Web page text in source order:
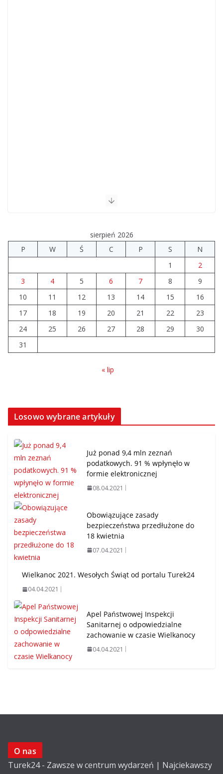
sierpień 2026
P
W Ś C P S
N
1
2
3
4 5 6 7 8
9
10
11 12 13 14 15
16
17
18 19 20 21 22
23
24
25 26 27 28 29
30
31
« lip
Losowo wybrane artykuły
Już ponad 9,4 mln zeznań
podatkowych. 91 % wpłynęło w
formie elektronicznej
08.04.2021
Obowiązujące zasady
bezpieczeństwa przedłużone do
18 kwietnia
07.04.2021
Wielkanoc 2021. Wesołych Świąt od portalu Turek24
04.04.2021
Apel Państwowej Inspekcji
Sanitarnej o odpowiedzialne
zachowanie w czasie Wielkanocy
04.04.2021
O nas
Turek24 - Zawsze w centrum wydarzeń | Najciekawszy